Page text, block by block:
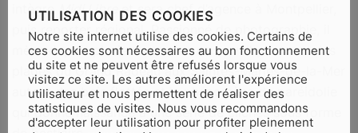
intègre Midi Libre et sera chef d’agence à Montpellier,
puis reporter régional. Passionné de photographie, il
mène depuis plusieurs années un travail photo sur les
plages du Grand Radeau aux Saintes-Maries-de-la-Mer
autour des bois flottés et le phénomène de paréidolie
qui donne naissance à une série de clichés sous forme
UTILISATION DES COOKIES
Notre site internet utilise des cookies. Certains de
ces cookies sont nécessaires au bon fonctionnement
du site et ne peuvent être refusés lorsque vous
visitez ce site. Les autres améliorent l'expérience
utilisateur et nous permettent de réaliser des
statistiques de visites. Nous vous recommandons
d'accepter leur utilisation pour profiter pleinement